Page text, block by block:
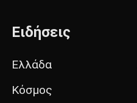
Ειδήσεις
Ελλάδα
Κόσμος